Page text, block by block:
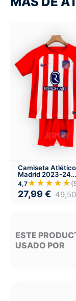
Camiseta
Madrid 2023-24
Versión Infantil
4,7★★★★★
27,99 €
ESTE
USADO POR